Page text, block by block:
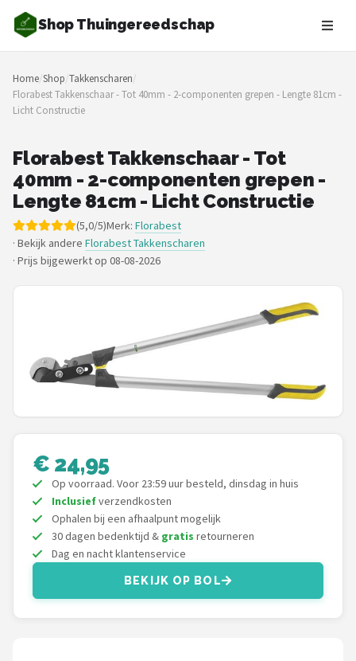
Shop Thuingereedschap
Zoeken
NAVIGATIE
Shop
Merken
Blog
Borderplanten
Grasmaaiers
Grastrimmers
Onkruidbranders
To the South
GARDENA
Talen Tools
Husqvarna
Home/Shop/Takkenscharen/
Florabest Takkenschaar - Tot 40mm - 2-componenten grepen - Lengte 81cm -
Licht Constructie
Florabest Takkenschaar - Tot
40mm - 2-componenten grepen -
Lengte 81cm - Licht Constructie
(5,0/5)Merk: Florabest
· Bekijk andere Florabest Takkenscharen
· Prijs bijgewerkt op 08-08-2026
€ 24,95
Op voorraad. Voor 23:59 uur besteld, dinsdag in huis
Inclusiefverzendkosten
Ophalen bij een afhaalpunt mogelijk
30 dagen bedenktijd & gratis retourneren
Dag en nacht klantenservice
BEKIJK OP BOL